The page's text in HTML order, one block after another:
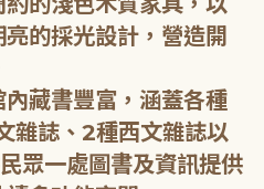
的採光設計，營造開
藏書豐富，涵蓋各種
雜誌、2種西文雜誌以
眾一處圖書及資訊提供